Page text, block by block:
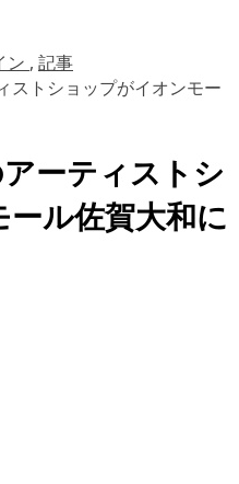
ン , 記事
ストショップがイオンモー
ーティストシ
ル佐賀大和に